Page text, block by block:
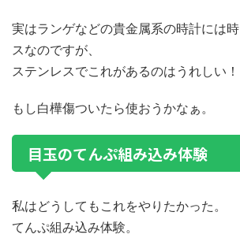
実はランゲなどの貴金属系の時計には
スなのですが、
ステンレスでこれがあるのはうれしい！
もし白樺傷ついたら使おうかなぁ。
目玉のてんぷ組み込み体験
私はどうしてもこれをやりたかった。
てんぷ組み込み体験。